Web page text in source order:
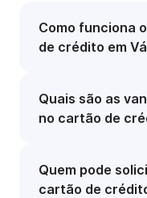
Como funciona
de crédito em
Quais são as
no cartão de
Quem pode
cartão de